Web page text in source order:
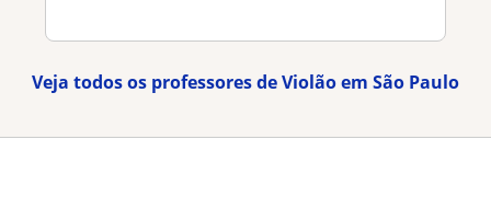
Veja todos os professores de Violão em São Paulo